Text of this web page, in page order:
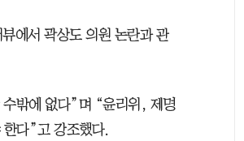
에서 곽상도 의원 논란과 관
밖에 없다”며 “윤리위, 제명
다”고 강조했다.